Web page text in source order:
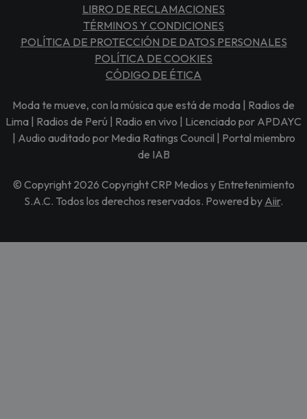
LIBRO DE RECLAMACIONES
TÉRMINOS Y CONDICIONES
POLÍTICA DE PROTECCIÓN DE DATOS PERSONALES
POLÍTICA DE COOKIES
CÓDIGO DE ÉTICA
Moda te mueve, con la música que está de moda | Radios de
Lima | Radios de Perú | Radio en vivo | Licenciado por APDAYC
| Audio auditado por Media Ratings Council | Portal miembro
de IAB
© Copyright 2026 Copyright CRP Medios y Entretenimiento
S.A.C. Todos los derechos reservados. Powered by Aiir.